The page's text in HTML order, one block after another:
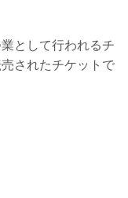
として行われるチ
されたチケットで